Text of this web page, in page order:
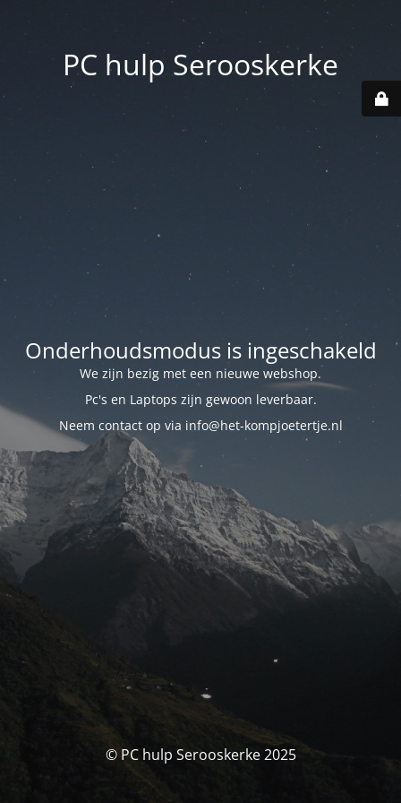
PC hulp Serooskerke
Onderhoudsmodus is ingeschakeld
We zijn bezig met een nieuwe webshop.
Pc's en Laptops zijn gewoon leverbaar.
Neem contact op via info@het-kompjoetertje.nl
© PC hulp Serooskerke 2025